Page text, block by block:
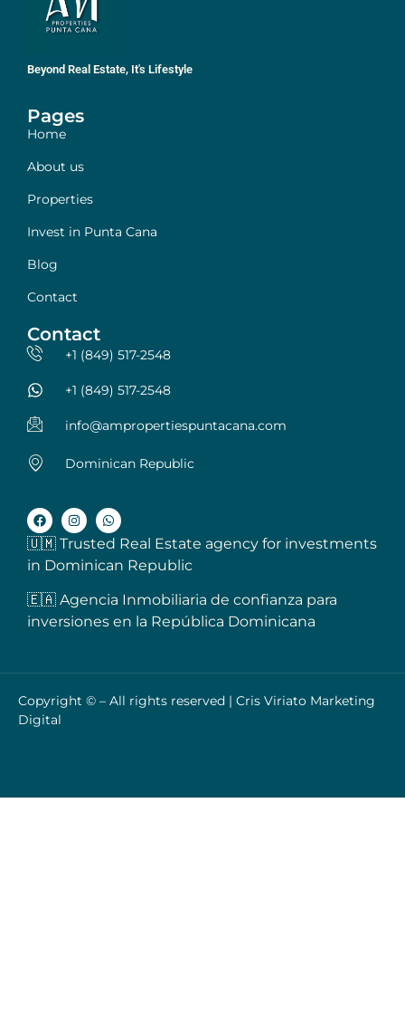
Beyond Real Estate, It's Lifestyle
Pages
Home
About us
Properties
Invest in Punta Cana
Blog
Contact
Contact
+1 (849) 517-2548
+1 (849) 517-2548
info@ampropertiespuntacana.com
Dominican Republic
🇺🇲 Trusted Real Estate agency for investments
in Dominican Republic
🇪🇦 Agencia Inmobiliaria de confianza para
inversiones en la República Dominicana
Copyright © – All rights reserved | Cris Viriato Marketing
Digital